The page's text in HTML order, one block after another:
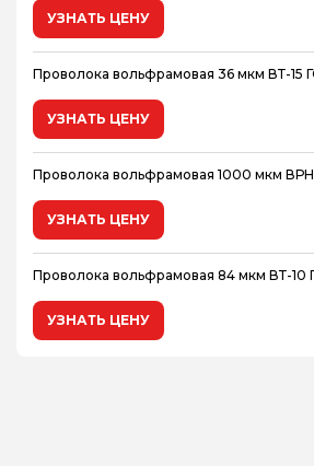
УЗНАТЬ ЦЕНУ
Проволока вольфрамовая 36 мкм ВТ-15
УЗНАТЬ ЦЕНУ
Проволока вольфрамовая 1000 мкм ВРН
УЗНАТЬ ЦЕНУ
Проволока вольфрамовая 84 мкм ВТ-10
УЗНАТЬ ЦЕНУ